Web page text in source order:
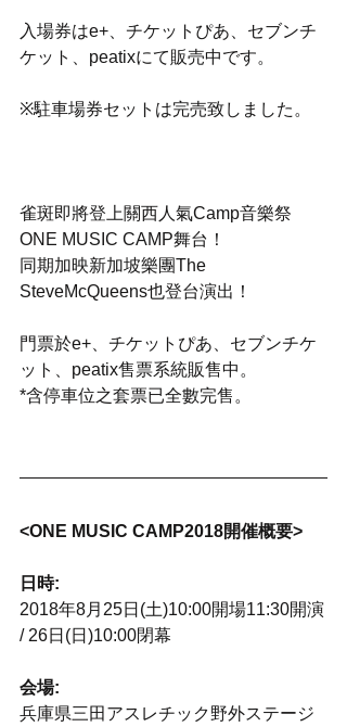
入場券はe+、チケットぴあ、セブンチ
ケット、peatixにて販売中です。
※駐車場券セットは完売致しました。
雀斑即將登上關西人氣Camp音樂祭
ONE MUSIC CAMP舞台！
同期加映新加坡樂團The
SteveMcQueens也登台演出！
門票於e+、チケットぴあ、セブンチケ
ット、peatix售票系統販售中。
*含停車位之套票已全數完售。
<ONE MUSIC CAMP2018開催概要>
日時:
2018年8月25日(土)10:00開場11:30開演
/ 26日(日)10:00閉幕
会場:
兵庫県三田アスレチック野外ステージ